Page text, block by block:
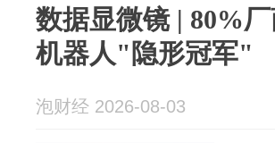
数据显微镜 | 80%
机器人"隐形冠军"
泡财经 2026-08-03